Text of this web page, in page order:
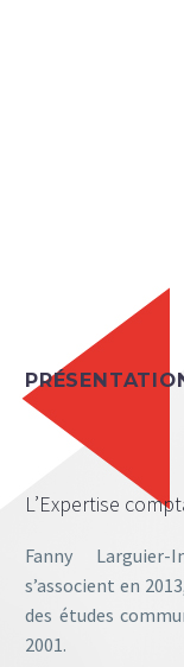
L’Expertise
Fanny
s’associent en
des études
2001.